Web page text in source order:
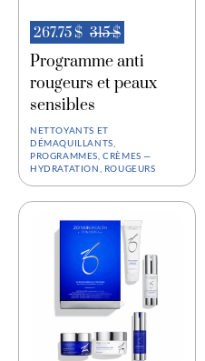
d’un médecin.
augmentez à un usage
Appliquez sur peau propre
Étape 5 : Protection
267.75 $ 315 $
Programme anti
rougeurs et peaux
sensibles
NETTOYANTS ET
DÉMAQUILLANTS,
PROGRAMMES, CRÈMES —
HYDRATATION, ROUGEURS